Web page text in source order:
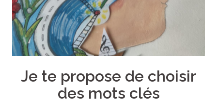
Je te propose de choisir
des mots clés